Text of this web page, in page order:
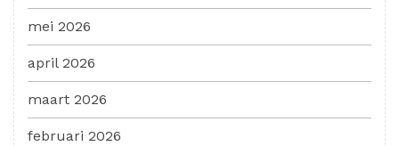
mei 2026
april 2026
maart 2026
februari 2026